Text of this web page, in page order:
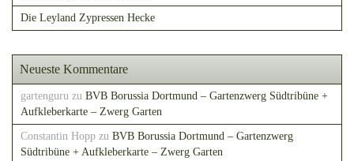
Die Leyland Zypressen Hecke
Neueste Kommentare
gartenguru zu BVB Borussia Dortmund – Gartenzwerg Südtribüne +
Aufkleberkarte – Zwerg Garten
Constantin Hopp zu BVB Borussia Dortmund – Gartenzwerg
Südtribüne + Aufkleberkarte – Zwerg Garten